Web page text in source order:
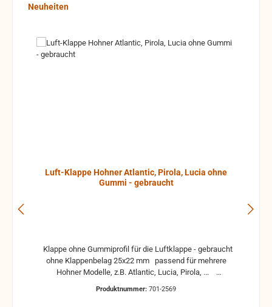
Produktgalerie überspringen
Neuheiten
Luft-Klappe Hohner Atlantic, Pirola, Lucia ohne
Gummi - gebraucht
ohne Klappenbelag 25x22 mm passend für mehrere
Hohner Modelle, z.B. Atlantic, Lucia, Pirola, ...
Produktnummer: 701-2569